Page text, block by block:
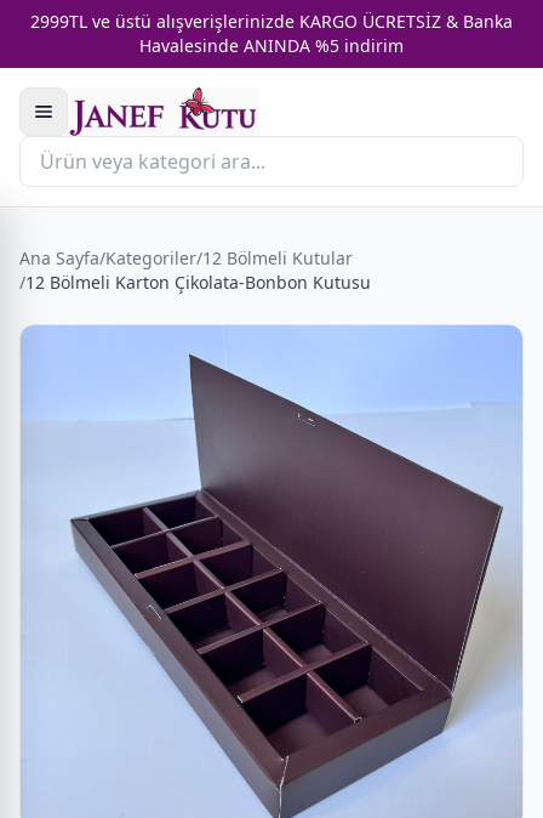
2999TL ve üstü alışverişlerinizde KARGO ÜCRETSİZ & Banka
Havalesinde ANINDA %5 indirim
Ana Sayfa/Kategoriler/12 Bölmeli Kutular
/12 Bölmeli Karton Çikolata-Bonbon Kutusu